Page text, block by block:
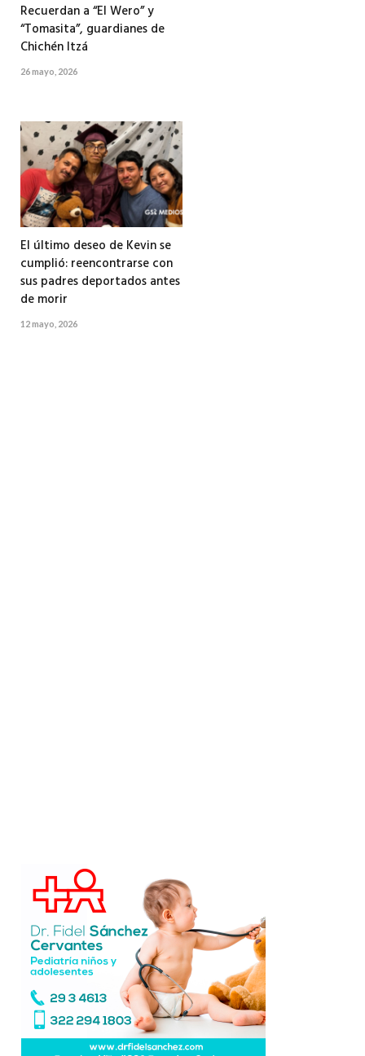
Recuerdan a “El Wero” y
“Tomasita”, guardianes de
Chichén Itzá
26 mayo, 2026
El último deseo de Kevin se
cumplió: reencontrarse con
sus padres deportados antes
de morir
12 mayo, 2026